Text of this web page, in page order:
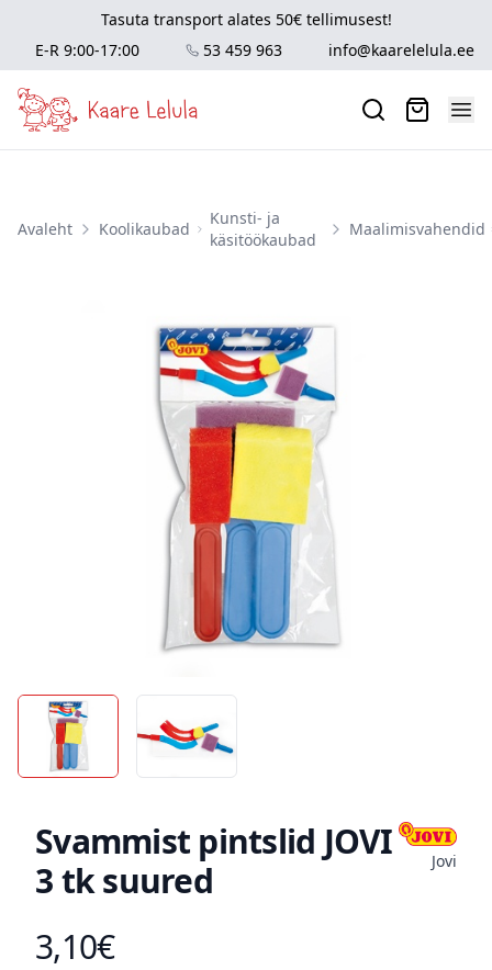
Tasuta transport alates 50€ tellimusest!
E-R 9:00-17:00
53 459 963 info@kaarelelula.ee
Avaleht Koolikaubad
Kunsti- ja
käsitöökaubad
Maalimisvahendid
Svammist pintslid JOVI
3 tk suured
Jovi
Toote hind
3,10€